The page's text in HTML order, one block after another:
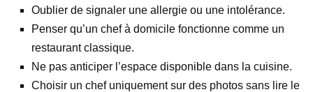
Oublier de signaler une allergie ou une intolérance.
Penser qu’un chef à domicile fonctionne comme un
restaurant classique.
Ne pas anticiper l’espace disponible dans la cuisine.
Choisir un chef uniquement sur des photos sans lire le